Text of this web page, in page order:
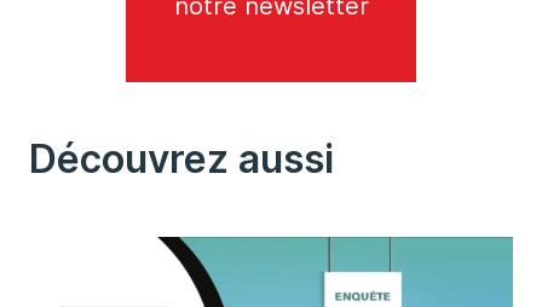
notre newsletter
Découvrez aussi